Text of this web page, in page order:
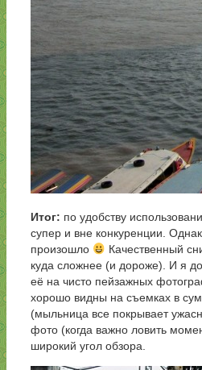
Итог: по удобству
супер и вне конкуренции.
произошло
Качественный
куда сложнее (и дороже). И я
её на чисто пейзажных
хорошо видны на съемках в
(мыльница все покрывает
фото (когда важно ловить
широкий угол обзора.